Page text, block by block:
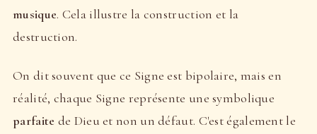
musique. Cela illustre la construction et la
destruction.
On dit souvent que ce Signe est bipolaire, mais en
réalité, chaque Signe représente une symbolique
parfaite de Dieu et non un défaut. C'est également le